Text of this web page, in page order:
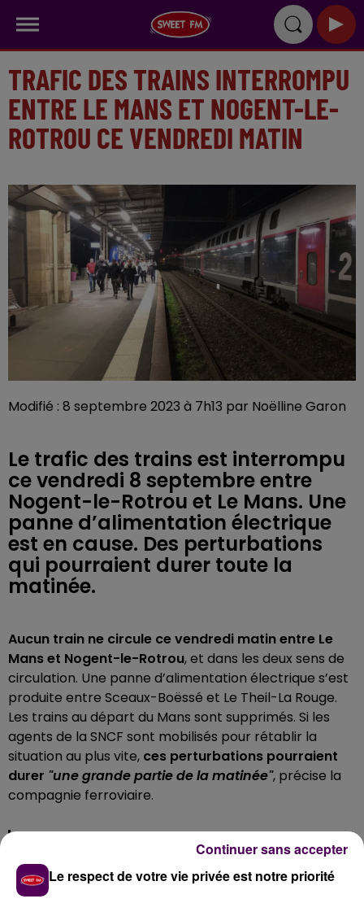
TRAFIC DES TRAINS INTERROMPU
ENTRE LE MANS ET NOGENT-LE-
ROTROU CE VENDREDI MATIN
Modifié : 8 septembre 2023 à 7h13 par Noëlline Garon
Le trafic des trains est interrompu
ce vendredi 8 septembre entre
Nogent-le-Rotrou et Le Mans. Une
panne d’alimentation électrique
est en cause. Des perturbations
qui pourraient durer toute la
matinée.
Aucun train ne circule ce vendredi matin entre Le
Mans et Nogent-le-Rotrou, et dans les deux sens de
circulation. Une panne d’alimentation électrique s’est
produite entre Sceaux-Boëssé et Le Theil-La Rouge.
Les trains au départ du Mans sont supprimés. Si les
agents de la SNCF sont mobilisés pour rétablir la
situation au plus vite, ces perturbations pourraient
durer "une grande partie de la matinée", précise la
compagnie ferroviaire.
des circulations dans les deux sens entre#LeMans
et#NogentLeRotrou.
Le respect de votre vie privée est notre priorité
Continuer sans accepter